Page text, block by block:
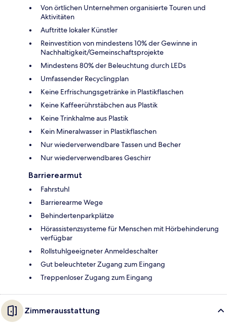
Von örtlichen Unternehmen organisierte Touren und
Aktivitäten
Auftritte lokaler Künstler
Reinvestition von mindestens 10% der Gewinne in
Nachhaltigkeit/Gemeinschaftsprojekte
Mindestens 80% der Beleuchtung durch LEDs
Umfassender Recyclingplan
Keine Erfrischungsgetränke in Plastikflaschen
Keine Kaffeerührstäbchen aus Plastik
Keine Trinkhalme aus Plastik
Kein Mineralwasser in Plastikflaschen
Nur wiederverwendbare Tassen und Becher
Nur wiederverwendbares Geschirr
Barrierearmut
Fahrstuhl
Barrierearme Wege
Behindertenparkplätze
Hörassistenzsysteme für Menschen mit Hörbehinderung
verfügbar
Rollstuhlgeeigneter Anmeldeschalter
Gut beleuchteter Zugang zum Eingang
Treppenloser Zugang zum Eingang
Zimmerausstattung